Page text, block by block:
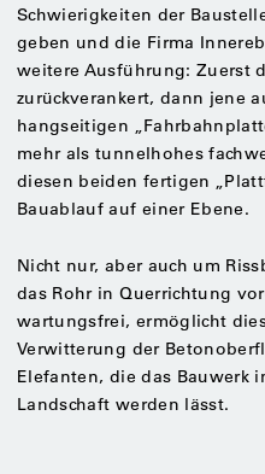
Schwierigkeiten der
geben und die Firma
weitere Ausführung: Zuerst
zurückverankert, dann jene
hangseitigen
mehr als tunnelhohes
diesen beiden fertigen
Bauablauf auf einer Ebene.
Nicht nur, aber auch um
das Rohr in Querrichtung
wartungsfrei, ermöglicht
Verwitterung der
Elefanten, die das Bauwerk
Landschaft werden lässt.